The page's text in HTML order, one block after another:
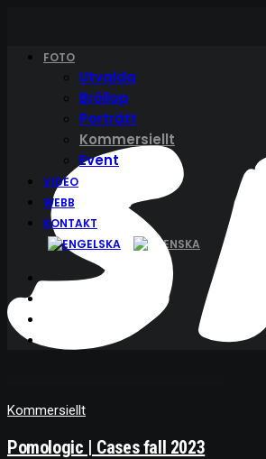
FOTO
Utvalda
Bröllop
Porträtt
Kommersiellt
Event
VIDEO
WEBB
KONTAKT
Kommersiellt
Pomologic | Cases fall 2023